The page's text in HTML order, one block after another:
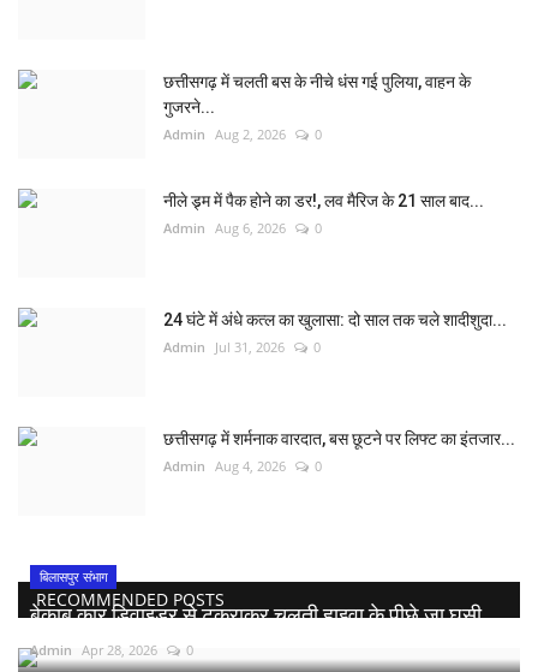
छत्तीसगढ़ में चलती बस के नीचे धंस गई पुलिया, वाहन के
गुजरने...
Admin Aug 2, 2026 0
नीले ड्र्म में पैक होने का डर!, लव मैरिज के 21 साल बाद...
Admin Aug 6, 2026 0
24 घंटे में अंधे कत्ल का खुलासा: दो साल तक चले शादीशुदा...
Admin Jul 31, 2026 0
छत्तीसगढ़ में शर्मनाक वारदात, बस छूटने पर लिफ्ट का इंतजार...
Admin Aug 4, 2026 0
RECOMMENDED POSTS
बिलासपुर संभाग
बेकाबू कार डिवाइडर से टकराकर चलती हाइवा के पीछे जा घुसी,...
Admin Apr 28, 2026 0